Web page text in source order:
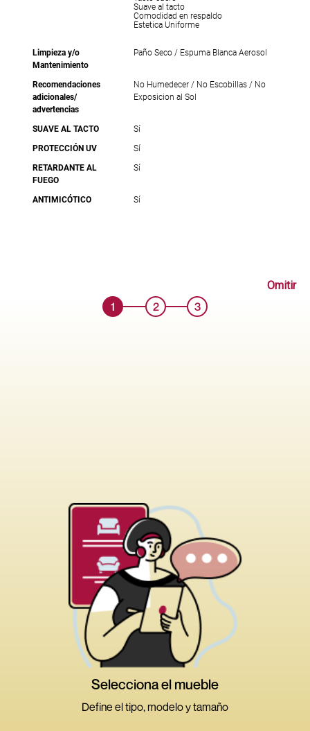
Suave al tacto
Comodidad en respaldo
Estetica Uniforme
Limpieza y/o
Mantenimiento
Paño Seco / Espuma Blanca Aerosol
Recomendaciones
adicionales/
advertencias
No Humedecer / No Escobillas / No
Exposicion al Sol
SUAVE AL TACTO
Sí
PROTECCIÓN UV
Sí
RETARDANTE AL
FUEGO
Sí
ANTIMICÓTICO Sí